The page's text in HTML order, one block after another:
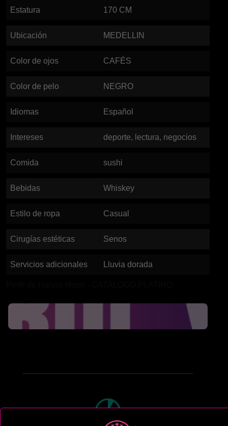
Estatura 170 CM
Ubicación MEDELLIN
Color de ojos CAFÉS
Color de pelo NEGRO
Idiomas Español
Intereses deporte, lectura, negocios
Comida sushi
Bebidas Whiskey
Estilo de ropa Casual
Cirugías estéticas Senos
Servicios adicionales Lluvia dorada